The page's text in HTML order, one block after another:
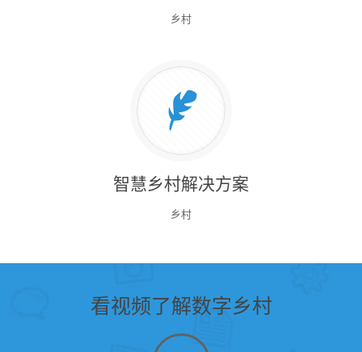
乡村
智慧乡村解决方案
乡村
看视频了解数字乡村